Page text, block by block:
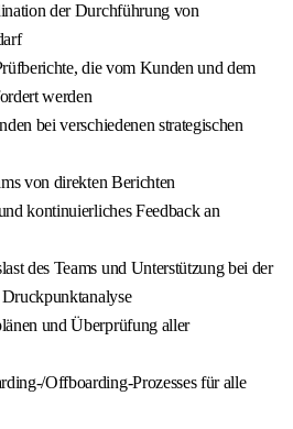
der Durchführung von
die vom Kunden und dem
werden
bei verschiedenen strategischen
von direkten Berichten
kontinuierliches Feedback an
des Teams und Unterstützung bei der
und Überprüfung aller
Offboarding-Prozesses für alle